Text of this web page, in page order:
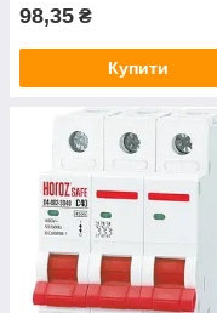
98,35 ₴
Купити